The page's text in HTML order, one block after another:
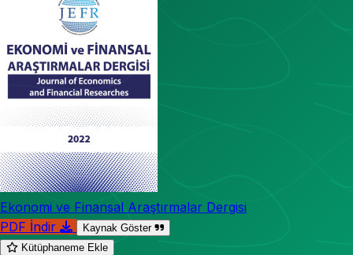
Ekonomi ve Finansal Araştırmalar Dergisi
PDF İndir
Kaynak Göster
Kütüphaneme Ekle